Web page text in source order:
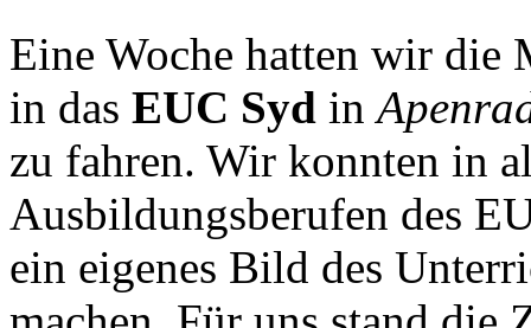
Eine Woche hatten wir
in das EUC Syd in
zu fahren. Wir konnten in
Ausbildungsberufen des
ein eigenes Bild des